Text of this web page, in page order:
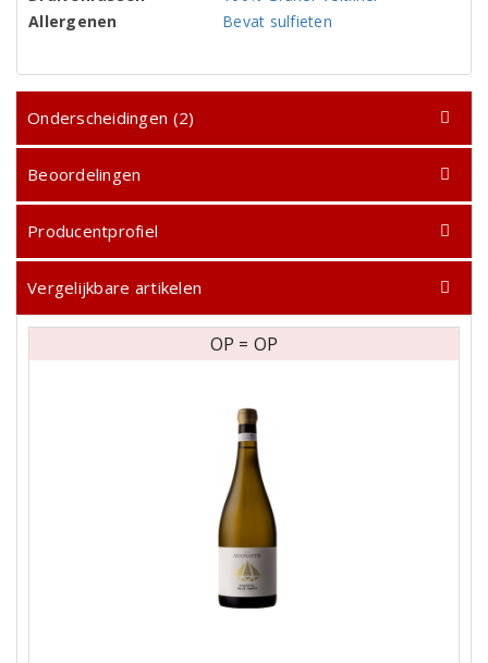
Allergenen
Bevat sulfieten
Onderscheidingen (2)
Beoordelingen
Producentprofiel
Vergelijkbare artikelen
OP = OP